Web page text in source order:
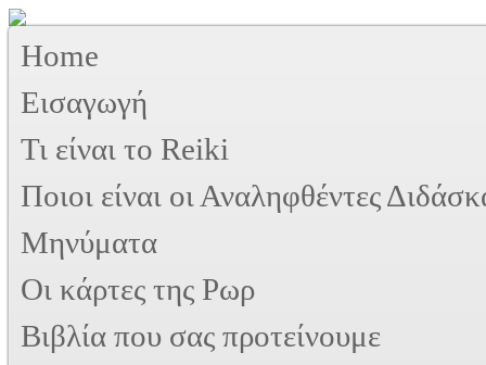
Home
Εισαγωγή
Τι είναι το Reiki
Ποιοι είναι οι Αναληφθέντες
Μηνύματα
Οι κάρτες της Ρωρ
Βιβλία που σας προτείνουμε